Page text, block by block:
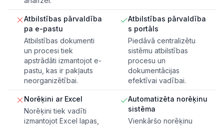
Atbilstības pārvaldība
pa e-pastu
Atbilstības dokumenti
un procesi tiek
apstrādāti izmantojot e-
pastu, kas ir pakļauts
neorganizētībai.
Atbilstības pārvaldība
s portāls
Piedāvā centralizētu
sistēmu atbilstības
procesu un
dokumentācijas
efektīvai vadībai.
Norēķini ar Excel
Norēķini tiek vadīti
izmantojot Excel lapas,
Automatizēta norēķinu
sistēma
Vienkāršo norēķinu